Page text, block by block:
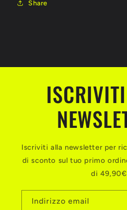
Share
Iscriviti alla newsletter per
di sconto sul tuo primo
di 49,90€
Indirizzo email